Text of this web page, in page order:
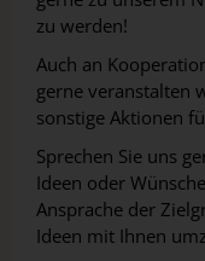
zu werden!
Auch an
gerne veranstalten
sonstige Aktionen
Sprechen Sie uns
Ideen oder
Ansprache der
Ideen mit Ihnen